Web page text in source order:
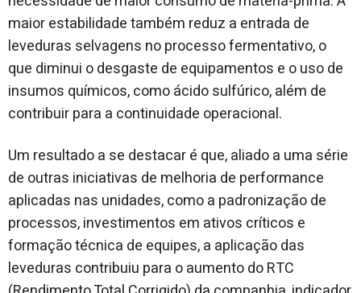
maior estabilidade também reduz a entrada de
leveduras selvagens no processo fermentativo, o
que diminui o desgaste de equipamentos e o uso de
insumos químicos, como ácido sulfúrico, além de
contribuir para a continuidade operacional.
Um resultado a se destacar é que, aliado a uma série
de outras iniciativas de melhoria de performance
aplicadas nas unidades, como a padronização de
processos, investimentos em ativos críticos e
formação técnica de equipes, a aplicação das
leveduras contribuiu para o aumento do RTC